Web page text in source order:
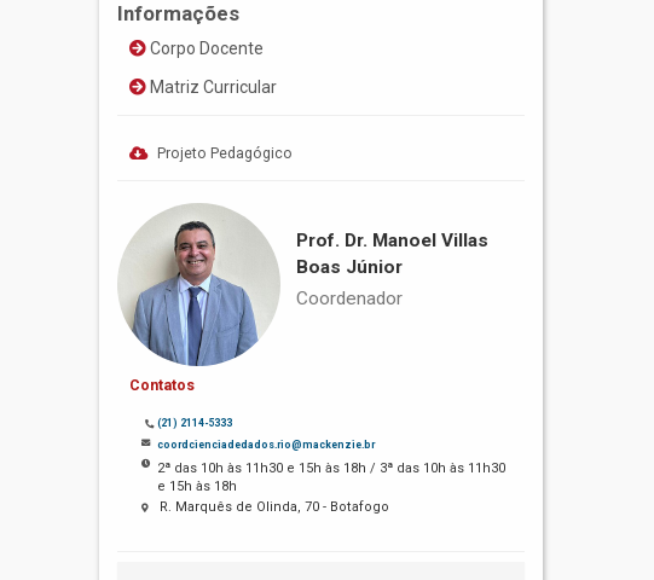
Informações
Corpo Docente
Matriz Curricular
Projeto Pedagógico
Prof. Dr. Manoel Villas
Boas Júnior
Coordenador
Contatos
(21) 2114-5333
coordcienciadedados.rio@mackenzie.br
2ª das 10h às 11h30 e 15h às 18h / 3ª das 10h às 11h30
e 15h às 18h
R. Marquês de Olinda, 70 - Botafogo